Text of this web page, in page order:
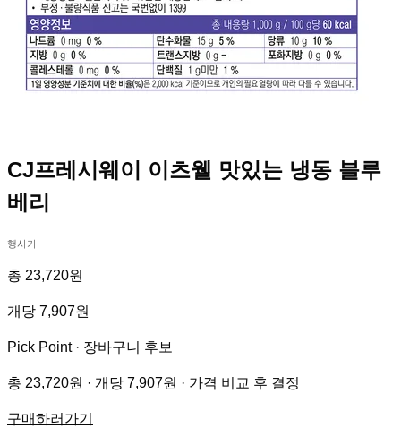
CJ프레시웨이 이츠웰 맛있는 냉동 블루
베리
행사가
총 23,720원
개당 7,907원
Pick Point · 장바구니 후보
총 23,720원 · 개당 7,907원 · 가격 비교 후 결정
구매하러가기